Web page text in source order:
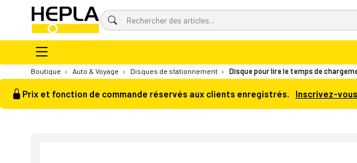
Boutique › Auto & Voyage › Disques de stationnement › Disque pour lire le temps de
Prix et fonction de commande réservés aux clients enregistrés. Inscrivez-